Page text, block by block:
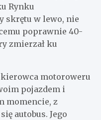
Rynku
skrętu w lewo, nie
poprawnie 40-
zmierzał ku
motoroweru
pojazdem i
momencie, z
autobus. Jego